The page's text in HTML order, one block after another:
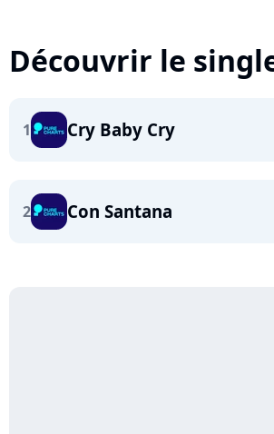
Découvrir le
1 Cry Baby Cry
2 Con Santana